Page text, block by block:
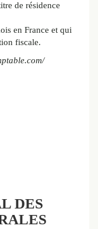
de résidence
en France et qui
fiscale.
DES